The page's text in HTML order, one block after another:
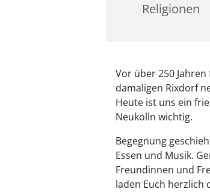
Religionen
Vor über 250
damaligen Rixdorf
Heute ist uns ein
Neukölln wichtig.
Begegnung
Essen und Musik.
Freundinnen und
laden Euch herzlich